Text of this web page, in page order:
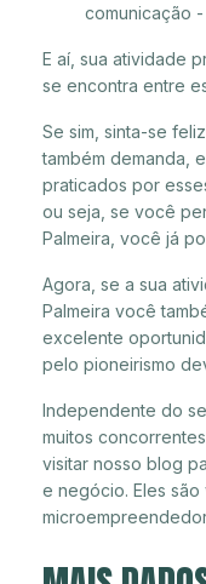
comunicação
E aí, sua atividade
se encontra entre
Se sim, sinta-se
também demanda,
praticados por
ou seja, se você
Palmeira, você já
Agora, se a sua
Palmeira você
excelente
pelo pioneirismo
Independente do
muitos
visitar nosso blog
e negócio. Eles